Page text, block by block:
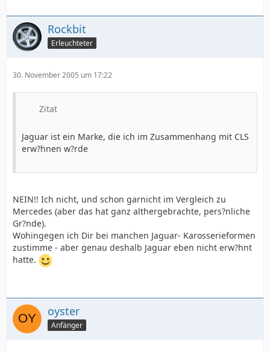
Rockbit
Erleuchteter
30. November 2005 um 17:22
Zitat
Jaguar ist ein Marke, die ich im Zusammenhang mit CLS
erw?hnen w?rde
NEIN!! Ich nicht, und schon garnicht im Vergleich zu
Mercedes (aber das hat ganz althergebrachte, pers?nliche
Gr?nde).
Wohingegen ich Dir bei manchen Jaguar- Karosserieformen
zustimme - aber genau deshalb Jaguar eben nicht erw?hnt
hatte.
oyster
Anfänger